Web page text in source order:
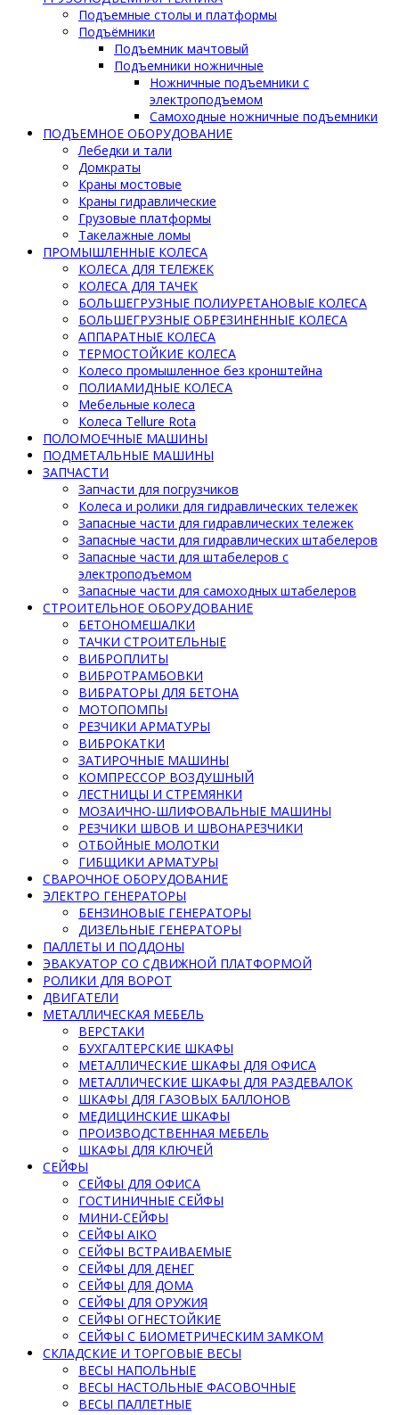
Подъемные столы и платформы
Подъёмники
Подъемник мачтовый
Подъемники ножничные
Ножничные подъемники с
электроподъемом
Самоходные ножничные подъемники
ПОДЪЕМНОЕ ОБОРУДОВАНИЕ
Лебедки и тали
Домкраты
Краны мостовые
Краны гидравлические
Грузовые платформы
Такелажные ломы
ПРОМЫШЛЕННЫЕ КОЛЕСА
КОЛЕСА ДЛЯ ТЕЛЕЖЕК
КОЛЕСА ДЛЯ ТАЧЕК
БОЛЬШЕГРУЗНЫЕ ПОЛИУРЕТАНОВЫЕ КОЛЕСА
БОЛЬШЕГРУЗНЫЕ ОБРЕЗИНЕННЫЕ КОЛЕСА
АППАРАТНЫЕ КОЛЕСА
ТЕРМОСТОЙКИЕ КОЛЕСА
Колесо промышленное без кронштейна
ПОЛИАМИДНЫЕ КОЛЕСА
Мебельные колеса
Колеса Tellure Rota
ПОЛОМОЕЧНЫЕ МАШИНЫ
ПОДМЕТАЛЬНЫЕ МАШИНЫ
ЗАПЧАСТИ
Запчасти для погрузчиков
Колеса и ролики для гидравлических тележек
Запасные части для гидравлических тележек
Запасные части для гидравлических штабелеров
Запасные части для штабелеров с
электроподъемом
Запасные части для самоходных штабелеров
СТРОИТЕЛЬНОЕ ОБОРУДОВАНИЕ
БЕТОНОМЕШАЛКИ
ТАЧКИ СТРОИТЕЛЬНЫЕ
ВИБРОПЛИТЫ
ВИБРОТРАМБОВКИ
ВИБРАТОРЫ ДЛЯ БЕТОНА
МОТОПОМПЫ
РЕЗЧИКИ АРМАТУРЫ
ВИБРОКАТКИ
ЗАТИРОЧНЫЕ МАШИНЫ
КОМПРЕССОР ВОЗДУШНЫЙ
ЛЕСТНИЦЫ И СТРЕМЯНКИ
МОЗАИЧНО-ШЛИФОВАЛЬНЫЕ МАШИНЫ
РЕЗЧИКИ ШВОВ И ШВОНАРЕЗЧИКИ
ОТБОЙНЫЕ МОЛОТКИ
ГИБЩИКИ АРМАТУРЫ
СВАРОЧНОЕ ОБОРУДОВАНИЕ
ЭЛЕКТРО ГЕНЕРАТОРЫ
БЕНЗИНОВЫЕ ГЕНЕРАТОРЫ
ДИЗЕЛЬНЫЕ ГЕНЕРАТОРЫ
ПАЛЛЕТЫ И ПОДДОНЫ
ЭВАКУАТОР СО СДВИЖНОЙ ПЛАТФОРМОЙ
РОЛИКИ ДЛЯ ВОРОТ
ДВИГАТЕЛИ
МЕТАЛЛИЧЕСКАЯ МЕБЕЛЬ
ВЕРСТАКИ
БУХГАЛТЕРСКИЕ ШКАФЫ
МЕТАЛЛИЧЕСКИЕ ШКАФЫ ДЛЯ ОФИСА
МЕТАЛЛИЧЕСКИЕ ШКАФЫ ДЛЯ РАЗДЕВАЛОК
ШКАФЫ ДЛЯ ГАЗОВЫХ БАЛЛОНОВ
МЕДИЦИНСКИЕ ШКАФЫ
ПРОИЗВОДСТВЕННАЯ МЕБЕЛЬ
ШКАФЫ ДЛЯ КЛЮЧЕЙ
СЕЙФЫ
СЕЙФЫ ДЛЯ ОФИСА
ГОСТИНИЧНЫЕ СЕЙФЫ
МИНИ-СЕЙФЫ
СЕЙФЫ AIKO
СЕЙФЫ ВСТРАИВАЕМЫЕ
СЕЙФЫ ДЛЯ ДЕНЕГ
СЕЙФЫ ДЛЯ ДОМА
СЕЙФЫ ДЛЯ ОРУЖИЯ
СЕЙФЫ ОГНЕСТОЙКИЕ
СЕЙФЫ С БИОМЕТРИЧЕСКИМ ЗАМКОМ
СКЛАДСКИЕ И ТОРГОВЫЕ ВЕСЫ
ВЕСЫ НАПОЛЬНЫЕ
ВЕСЫ НАСТОЛЬНЫЕ ФАСОВОЧНЫЕ
ВЕСЫ ПАЛЛЕТНЫЕ